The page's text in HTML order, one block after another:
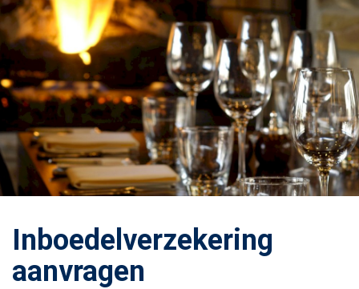
Inboedelverzekering
aanvragen